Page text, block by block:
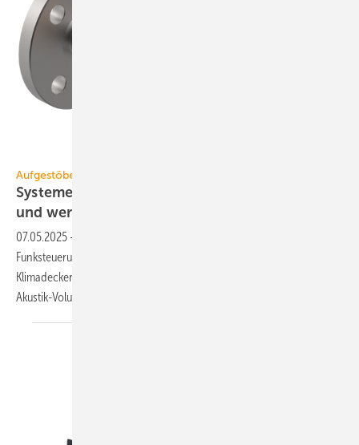
Aufgestöbert
Systeme für die TGA+E: hoch­fle­xi­bel, ka­bel-
und werk­zeug­los,
07.05.2025 -
Funksteuerung, Präsenzmelder für Interalu-
Klimadecken, Komponenten für Rohrsysteme, Heiz- und Kühlsegel mit
Akustik-Volumenabsorber.